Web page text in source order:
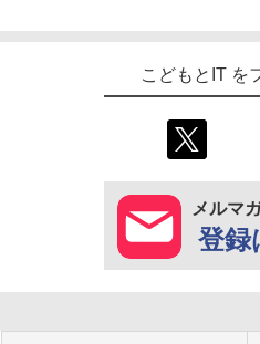
こどもとIT を
メルマ
登録